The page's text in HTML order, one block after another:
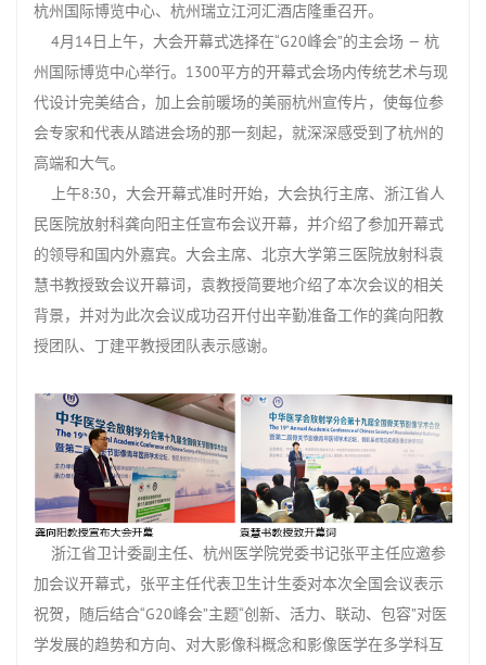
杭州国际博览中心、杭州瑞立江河汇酒店隆重召开。
4月 14日上午，大会开幕式选择在“G20峰会”的主会场 — 杭
州国际博览中心举行。 1300平方的开幕式会场内传统艺术与现
代设计完美结合，加上会前暖场的美丽杭州宣传片，使每位参
会专家和代表从踏进会场的那一刻起，就深深感受到了杭州的
高端和大气。
上午8:30，大会开幕式准时开始，大会执行主席、浙江省人
民医院放射科龚向阳主任宣布会议开幕，并介绍了参加开幕式
的领导和国内外嘉宾。大会主席、北京大学第三医院放射科袁
慧书教授致会议开幕词，袁教授简要地介绍了本次会议的相关
背景，并对为此次会议成功召开付出辛勤准备工作的龚向阳教
授团队、丁建平教授团队表示感谢。
浙江省卫计委副主任、杭州医学院党委书记张平主任应邀参
加会议开幕式，张平主任代表卫生计生委对本次全国会议表示
祝贺，随后结合“G20峰会”主题“创新、活力、联动、包容”对医
学发展的趋势和方向、对大影像科概念和影像医学在多学科互